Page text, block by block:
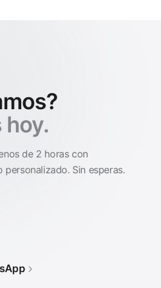
hoy.
de 2 horas con
Sin esperas.